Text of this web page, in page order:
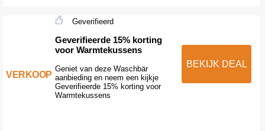
VERKOOP
Geverifieerd
Geverifieerde 15% korting
voor Warmtekussens
Geniet van deze Waschbär
aanbieding en neem een kijkje
Geverifieerde 15% korting voor
Warmtekussens
BEKIJK DEAL